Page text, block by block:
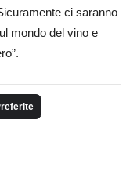
ci saranno
mondo del vino e